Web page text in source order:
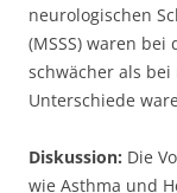
neurologischen
(MSSS) waren
schwächer als
Unterschiede
Diskussion: Die
wie Asthma und